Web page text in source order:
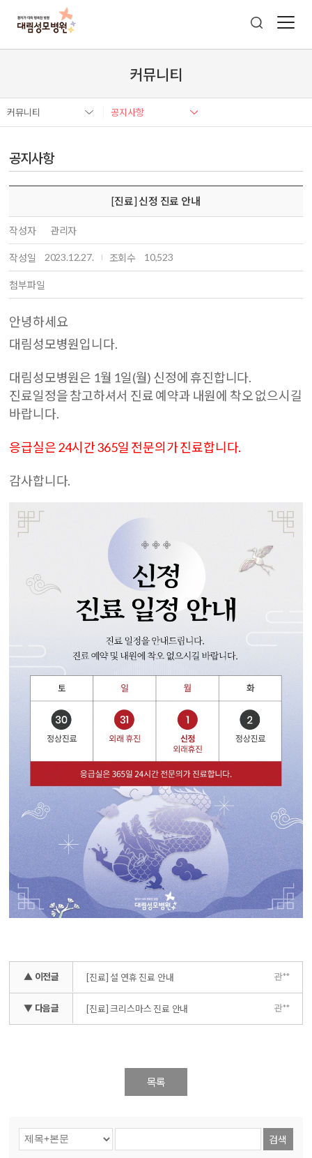
커뮤니티
커뮤니티 공지사항
공지사항
[진료] 신정 진료 안내
작성자 관리자
작성일 2023.12.27. 조회수 10,523
첨부파일
안녕하세요
대림성모병원입니다.
대림성모병원은 1월 1일(월) 신정에 휴진합니다.
진료일정을 참고하셔서 진료 예약과 내원에 착오 없으시길
바랍니다.
응급실은 24시간 365일 전문의가 진료합니다.
감사합니다.
▲ 이전글 [진료] 설 연휴 진료 안내 관**
▼ 다음글 [진료] 크리스마스 진료 안내 관**
목록
검색